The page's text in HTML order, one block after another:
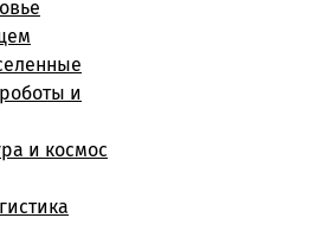
web3
и
и
и космос